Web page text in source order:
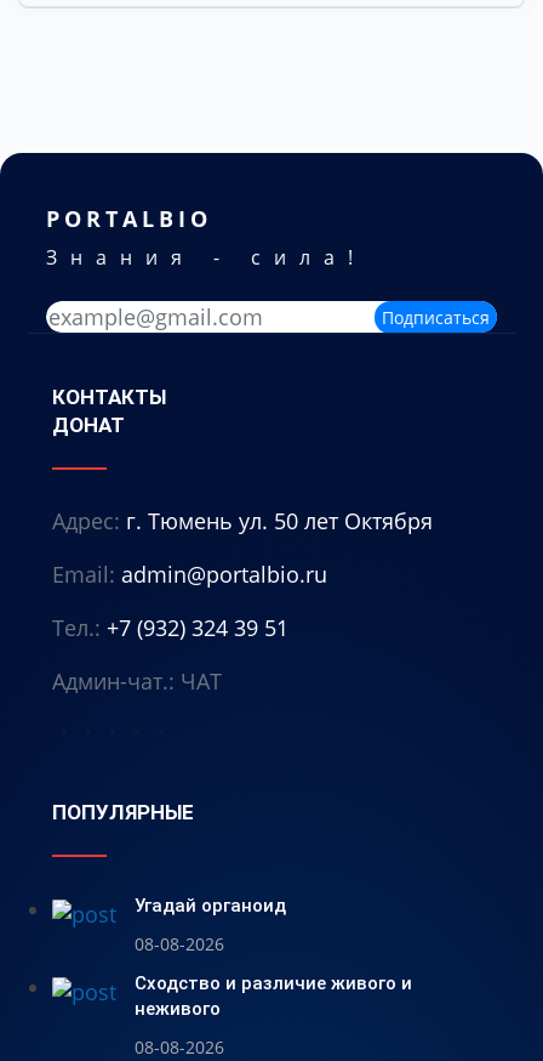
PORTALBIO
Знания - сила!
Подписаться
КОНТАКТЫ
ДОНАТ
Адрес: г. Тюмень ул. 50 лет Октября
Email: admin@portalbio.ru
Тел.: +7 (932) 324 39 51
Админ-чат.: ЧАТ
ПОПУЛЯРНЫЕ
Угадай органоид
08-08-2026
Сходство и различие живого и
неживого
08-08-2026